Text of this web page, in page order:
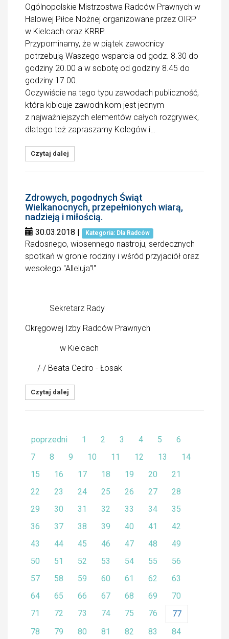
Ogólnopolskie Mistrzostwa Radców Prawnych w
Halowej Piłce Nożnej organizowane przez OIRP
w Kielcach oraz KRRP.
Przypominamy, że w piątek zawodnicy
potrzebują Waszego wsparcia od godz. 8.30 do
godziny 20.00 a w sobotę od godziny 8.45 do
godziny 17.00.
Oczywiście na tego typu zawodach publiczność,
która kibicuje zawodnikom jest jednym
z najważniejszych elementów całych rozgrywek,
dlatego też zapraszamy Kolegów i…
Czytaj dalej
Zdrowych, pogodnych Świąt
Wielkanocnych, przepełnionych wiarą,
nadzieją i miłością.
30.03.2018 | Kategoria: Dla Radców
Radosnego, wiosennego nastroju, serdecznych
spotkań w gronie rodziny i wśród przyjaciół oraz
wesołego "Alleluja"!"
Sekretarz Rady
Okręgowej Izby Radców Prawnych
w Kielcach
/-/ Beata Cedro - Łosak
Czytaj dalej
poprzedni 1 2 3 4 5
6
7
8 9 10 11 12 13
14
15
16 17 18 19 20
21
22
23 24 25 26 27
28
29
30 31 32 33 34
35
36
37 38 39 40 41
42
43
44 45 46 47 48
49
50
51 52 53 54 55
56
57
58 59 60 61 62
63
64
65 66 67 68 69
70
71
72 73 74 75 76
77
78
79 80 81 82 83 84